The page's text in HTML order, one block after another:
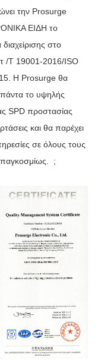
την Prosurge
ΕΙΔΗ το
στο
/T 19001-2016/ISO
Η Prosurge θα
το υψηλής
SPD προστασίας
και θα παρέχει
σε όλους τους
παγκοσμίως. ;